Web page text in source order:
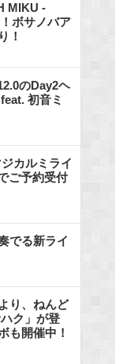
MIKU -
ボサノバア
！
のDay2ヘ
初音ミ
カルミライ
ご予約受付
でる新ライ
り、ねんど
ク」が登
も開催中！